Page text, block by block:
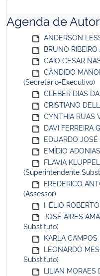
Agenda de
ANDERSON
BRUNO
CAIO CESAR
CÂNDIDO
(Secretário-Executivo)
CLEBER DIAS
CRISTIANO
CYNTHIA RUAS
DAVI FERREIRA
EDUARDO
EMÍDIO
FLAVIA
(Superintendente
FREDERICO
(Assessor)
HÉLIO
JOSÉ AIRES
Substituto)
KARLA
LEONARDO
Substituto)
LILIAN